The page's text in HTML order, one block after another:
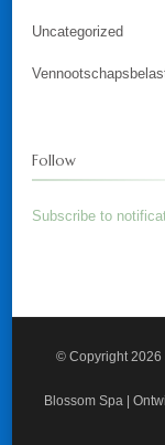
Uncategorized
Follow
Subscribe to
© Copyright 2026
Blossom Spa |